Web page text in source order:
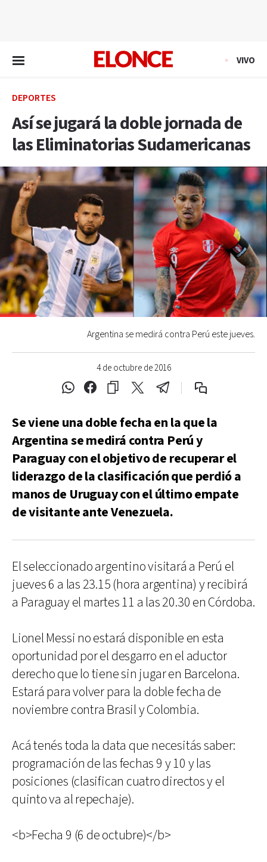
VIVO
DEPORTES
Así se jugará la doble jornada de
las Eliminatorias Sudamericanas
4 de octubre de 2016
Argentina se medirá contra Perú este jueves.
Se viene una doble fecha en la que la
Argentina se medirá contra Perú y
Paraguay con el objetivo de recuperar el
liderazgo de la clasificación que perdió a
manos de Uruguay con el último empate
de visitante ante Venezuela.
El seleccionado argentino visitará a Perú el
jueves 6 a las 23.15 (hora argentina) y recibirá
a Paraguay el martes 11 a las 20.30 en Córdoba.
Lionel Messi no estará disponible en esta
oportunidad por el desgarro en el aductor
derecho que lo tiene sin jugar en Barcelona.
Estará para volver para la doble fecha de
noviembre contra Brasil y Colombia.
Acá tenés toda la data que necesitás saber:
programación de las fechas 9 y 10 y las
posiciones (clasifican cuatro directos y el
quinto va al repechaje).
<b>Fecha 9 (6 de octubre)</b>